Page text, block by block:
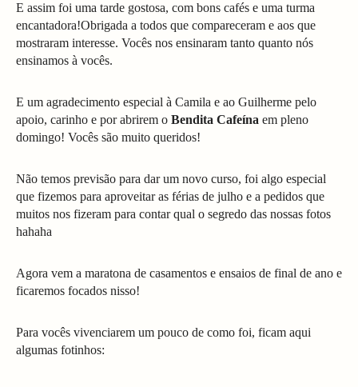
E assim foi uma tarde gostosa, com bons cafés e uma turma
encantadora!Obrigada a todos que compareceram e aos que
mostraram interesse. Vocês nos ensinaram tanto quanto nós
ensinamos à vocês.
E um agradecimento especial à Camila e ao Guilherme pelo
apoio, carinho e por abrirem o Bendita Cafeína em pleno
domingo! Vocês são muito queridos!
Não temos previsão para dar um novo curso, foi algo especial
que fizemos para aproveitar as férias de julho e a pedidos que
muitos nos fizeram para contar qual o segredo das nossas fotos
hahaha
Agora vem a maratona de casamentos e ensaios de final de ano e
ficaremos focados nisso!
Para vocês vivenciarem um pouco de como foi, ficam aqui
algumas fotinhos: